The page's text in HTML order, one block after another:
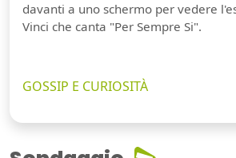
davanti a uno schermo per vedere
Vinci che canta "Per Sempre Si".
GOSSIP E CURIOSITÀ